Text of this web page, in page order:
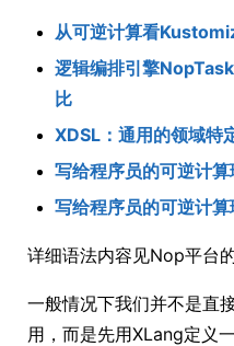
从可逆计算看
逻辑编排引擎
比
XDSL：通用的领域特
写给程序员的可逆计
写给程序员的可逆计
详细语法内容见Nop平台
一般情况下我们并不是直
用，而是先用XLang定义